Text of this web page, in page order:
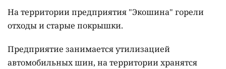
На территории предприятия "Экошина" горели
отходы и старые покрышки.
Предприятие занимается утилизацией
автомобильных шин, на территории хранятся